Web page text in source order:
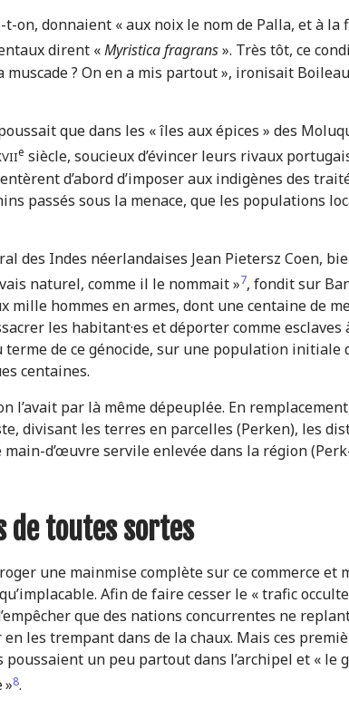
on, donnaient « aux noix le nom de Palla, et à la
dirent «Myristica fragrans». Très tôt, ce
? On en a mis partout », ironisait
que dans les « îles aux épices » des
e siècle, soucieux d’évincer leurs rivaux
d’abord d’imposer aux indigènes des
passés sous la menace, que les populations
des Indes néerlandaises Jean Pietersz Coen,
naturel, comme il le nommait »7, fondit sur
mille hommes en armes, dont une centaine de
les habitant·es et déporter comme esclaves
terme de ce génocide, sur une population
centaines.
l’avait par là même dépeuplée. En
divisant les terres en parcelles (Perken), les
d’œuvre servile enlevée dans la région
de toutes sortes
une mainmise complète sur ce commerce et
Afin de faire cesser le « trafic
que des nations concurrentes ne
les trempant dans de la chaux. Mais ces
un peu partout dans l’archipel et « le
8.